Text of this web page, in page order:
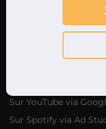
Marketing
Nos offres de
Sur YouTube via
Sur Spotify via Ad